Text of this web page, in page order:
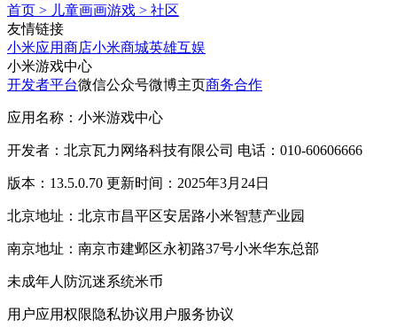
首页 > 儿童画画游戏 > 社区
友情链接
小米应用商店小米商城英雄互娱
小米游戏中心
开发者平台微信公众号微博主页商务合作
应用名称：小米游戏中心
开发者：北京瓦力网络科技有限公司 电话：010-60606666
版本：13.5.0.70 更新时间：2025年3月24日
北京地址：北京市昌平区安居路小米智慧产业园
南京地址：南京市建邺区永初路37号小米华东总部
未成年人防沉迷系统米币
用户应用权限隐私协议用户服务协议